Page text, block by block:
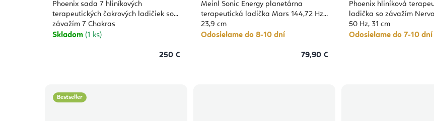
Phoenix sada 7 hliníkových
terapeutických čakrových ladičiek so
závažím 7 Chakras
Skladom (1 ks)
250 €
Meinl Sonic Energy planetárna
terapeutická ladička Mars 144,72 Hz,
23,9 cm
Odosielame do 8-10 dní
79,90 €
Phoenix hliníková
ladička so závažím
50 Hz, 31 cm
Odosielame do 7-10 dní
Bestseller